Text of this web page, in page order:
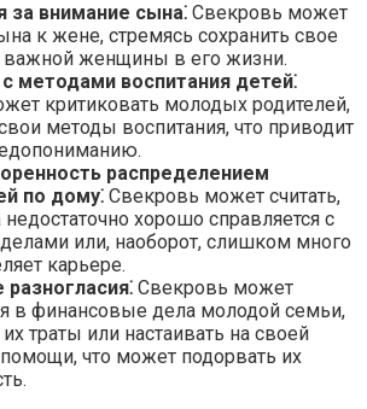
за внимание сына⁚ Свекровь может
к жене, стремясь сохранить свое
важной женщины в его жизни.​
методами воспитания детей⁚
критиковать молодых родителей,
методы воспитания, что приводит
распределением
по дому⁚ Свекровь может считать,
недостаточно хорошо справляется с
или, наоборот, слишком много
карьере.​
Свекровь может
в финансовые дела молодой семьи,
траты или настаивать на своей
что может подорвать их